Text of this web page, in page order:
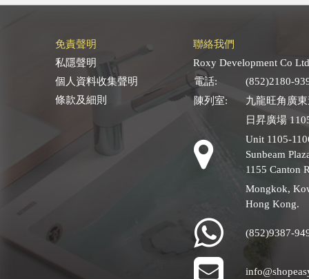
免責聲明
私隱聲明
個人資料收集聲明
條款及細則
聯絡我們
Roxy Development Co
電話:
(852)2180-
陳列室:
九龍旺角廣
日昇廣場
Unit 1105-
Sunbeam
1155 Canton
Mongkok,
Hong Kong.
(852)9387-